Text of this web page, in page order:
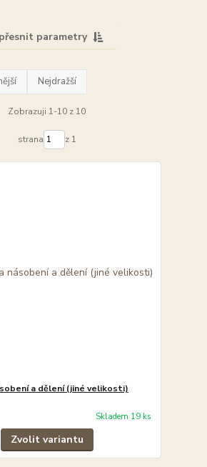
parametry
Nejdražší
Zobrazuji 1-10 z 10
strana z 1
a dělení (jiné velikosti)
Skladem 19 ks
Zvolit variantu